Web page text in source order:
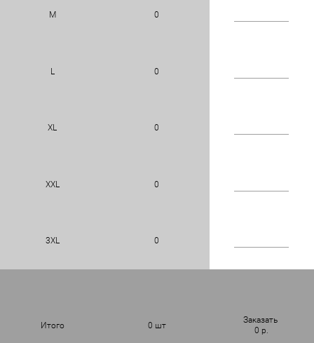
M 0
L 0
XL 0
XXL 0
3XL 0
Итого 0 шт
Заказать
0 р.